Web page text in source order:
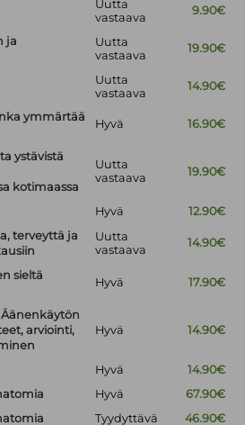
Uutta
vastaava
9.90€
ja
Uutta
vastaava
19.90€
Uutta
vastaava
14.90€
ymmärtää
Hyvä 16.90€
ystävistä
kotimaassa
Uutta
vastaava
19.90€
Hyvä
12.90€
terveyttä ja
Uutta
vastaava
14.90€
sieltä
Hyvä 17.90€
arviointi,
Hyvä 14.90€
Hyvä
14.90€
Hyvä
67.90€
Tyydyttävä
46.90€